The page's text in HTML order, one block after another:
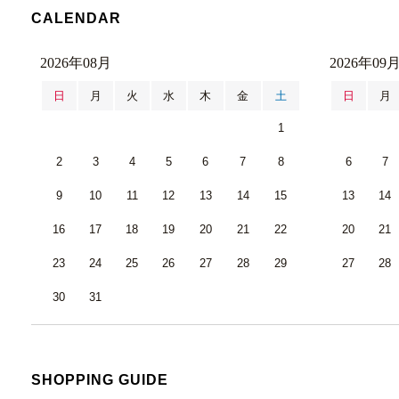
CALENDAR
2026年08月
日 月 火 水 木 金 土
1
2 3 4 5 6 7 8
9 10 11 12 13 14 15
16 17 18 19 20 21 22
23 24 25 26 27 28 29
30 31
2026年09
日 月
6 7
13 14
20 21
27 28
SHOPPING GUIDE